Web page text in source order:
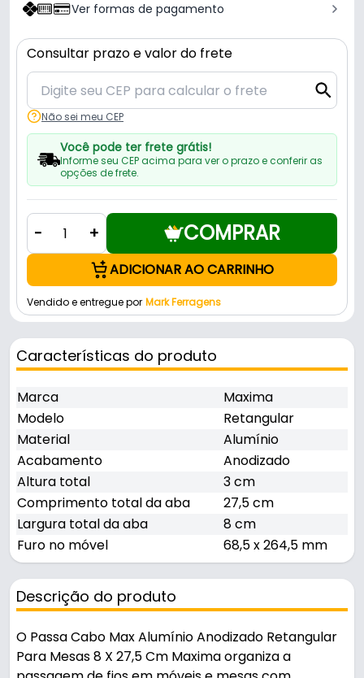
Ver formas de pagamento
Consultar prazo e valor do frete
Não sei meu CEP
Você pode ter frete grátis!
Informe seu CEP acima para ver o prazo e conferir as
opções de frete.
- + COMPRAR
ADICIONAR AO CARRINHO
Vendido e entregue por Mark Ferragens
Características do produto
Marca
Maxima
Modelo
Retangular
Material
Alumínio
Acabamento
Anodizado
Altura total
3 cm
Comprimento total da aba
27,5 cm
Largura total da aba
8 cm
Furo no móvel
68,5 x 264,5 mm
Descrição do produto
O Passa Cabo Max Alumínio Anodizado Retangular
Para Mesas 8 X 27,5 Cm Maxima organiza a